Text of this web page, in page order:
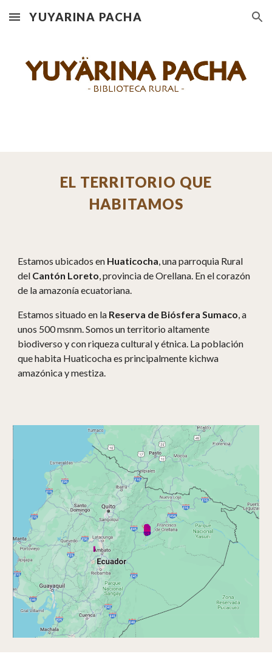
Skip to main content Skip to navigation
YUYARINA PACHA
EL TERRITORIO QUE
HABITAMOS
Estamos ubicados en Huaticocha, una parroquia Rural
del Cantón Loreto, provincia de Orellana. En el corazón
de la amazonía ecuatoriana.
Estamos situado en la Reserva de Biósfera Sumaco, a
unos 500 msnm. Somos un territorio altamente
biodiverso y con riqueza cultural y étnica. La población
que habita Huaticocha es principalmente kichwa
amazónica y mestiza.